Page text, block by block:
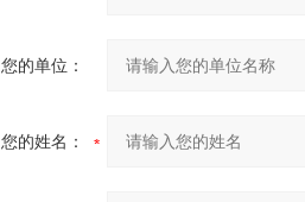
您的单位：
您的姓名：